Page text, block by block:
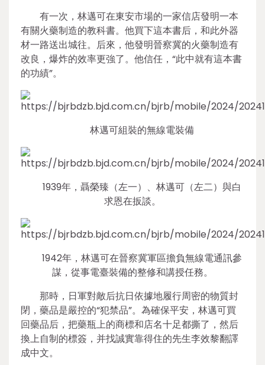
有一次，林邁可在東安市場的一家信店發明一本
有關火藥制造的教科書。他買下這本書后，和此外器
材一路送出城往。后來，他發明晉察冀的火藥制造有
改良，爆炸的效率更強了。他信任，“此中就有這本書
的功績”。
林邁可組裝的無線電裝備
1939年，聶榮臻（左一）、林邁可（左二）與白
求恩在扳談。
1942年，林邁可在晉察冀軍區擔負無線電通訊參
謀，從事電臺裝備的整修和講授任務。
那時，日軍對敵后抗日依據地履行周密的物質封
閉，藥品是嚴控的“犯禁品”。為確保平安，林邁可買
回藥品后，把藥瓶上的商標和店名十足都撕了，然后
換上自制的標簽，并找誠實靠得住的先生李效黎翻譯
成中文。